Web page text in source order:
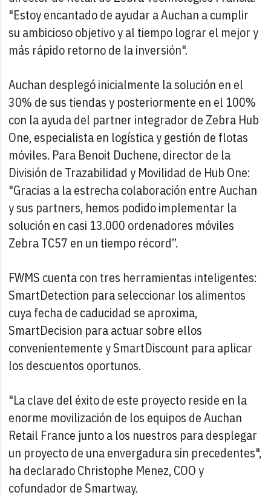
"Estoy encantado de ayudar a Auchan a cumplir
su ambicioso objetivo y al tiempo lograr el mejor y
más rápido retorno de la inversión".
Auchan desplegó inicialmente la solución en el
30% de sus tiendas y posteriormente en el 100%
con la ayuda del partner integrador de Zebra Hub
One, especialista en logística y gestión de flotas
móviles. Para Benoit Duchene, director de la
División de Trazabilidad y Movilidad de Hub One:
"Gracias a la estrecha colaboración entre Auchan
y sus partners, hemos podido implementar la
solución en casi 13.000 ordenadores móviles
Zebra TC57 en un tiempo récord”.
FWMS cuenta con tres herramientas inteligentes:
SmartDetection para seleccionar los alimentos
cuya fecha de caducidad se aproxima,
SmartDecision para actuar sobre ellos
convenientemente y SmartDiscount para aplicar
los descuentos oportunos.
"La clave del éxito de este proyecto reside en la
enorme movilización de los equipos de Auchan
Retail France junto a los nuestros para desplegar
un proyecto de una envergadura sin precedentes",
ha declarado Christophe Menez, COO y
cofundador de Smartway.